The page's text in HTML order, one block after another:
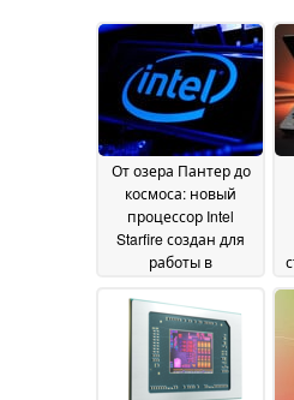
От озера Пантер до
космоса: новый
процессор Intel
Starfire создан для
работы в
условиях14 July 2026